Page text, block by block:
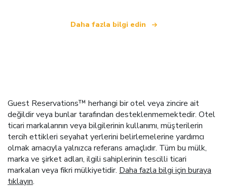
Daha fazla bilgi edin
Guest Reservations™ herhangi bir otel veya zincire ait
değildir veya bunlar tarafından desteklenmemektedir. Otel
ticari markalarının veya bilgilerinin kullanımı, müşterilerin
tercih ettikleri seyahat yerlerini belirlemelerine yardımcı
olmak amacıyla yalnızca referans amaçlıdır. Tüm bu mülk,
marka ve şirket adları, ilgili sahiplerinin tescilli ticari
markaları veya fikri mülkiyetidir. Daha fazla bilgi için buraya
tıklayın.